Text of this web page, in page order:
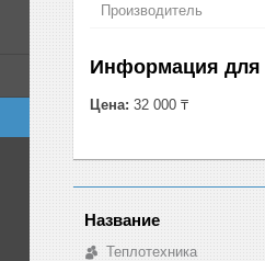
Производитель
Информация для
Цена: 32 000 ₸
Теплотехника